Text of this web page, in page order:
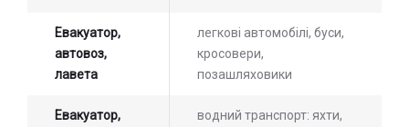
Евакуатор,
автовоз,
лавета
легкові автомобілі, буси,
кросовери,
позашляховики
Евакуатор,
водний транспорт: яхти,